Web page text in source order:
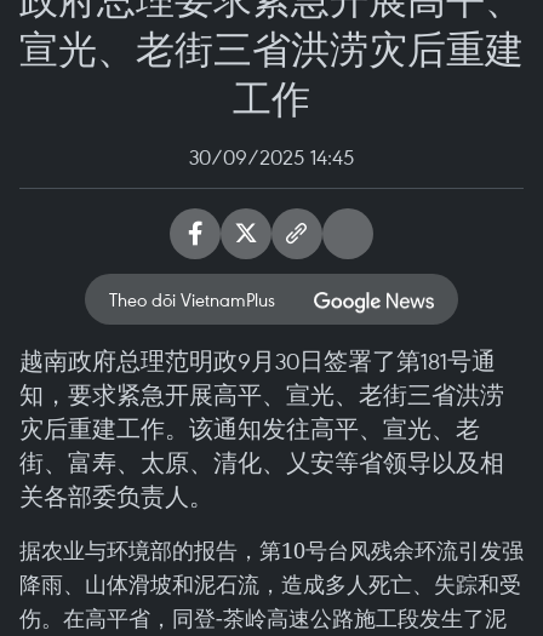
宣光、老街三省洪涝灾后重建
工作
30/09/2025 14:45
Theo dõi VietnamPlus
越南政府总理范明政9月30日签署了第181号通
知，要求紧急开展高平、宣光、老街三省洪涝
灾后重建工作。该通知发往高平、宣光、老
街、富寿、太原、清化、乂安等省领导以及相
关各部委负责人。
据农业与环境部的报告，第10号台风残余环流引发强
降雨、山体滑坡和泥石流，造成多人死亡、失踪和受
伤。在高平省，同登-茶岭高速公路施工段发生了泥